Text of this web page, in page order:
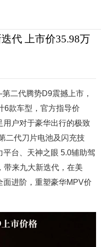
代 上市价35.98万
二代腾势D9震撼上市，
6款车型，官方指导价
户对于豪华出行的极致
二代刀片电池及闪充技
台、天神之眼 5.0辅助驾
带来九大新迭代，在美
进阶，重塑豪华MPV价